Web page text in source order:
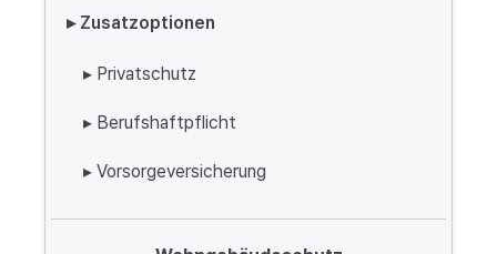
▸ Zusatzoptionen
▸ Privatschutz
▸ Berufshaftpflicht
▸ Vorsorgeversicherung